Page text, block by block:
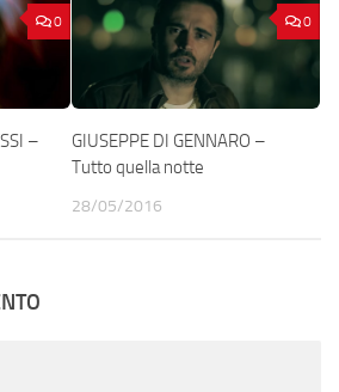
0
–
0
GIUSEPPE DI GENNARO –
Tutto quella notte
28/05/2016